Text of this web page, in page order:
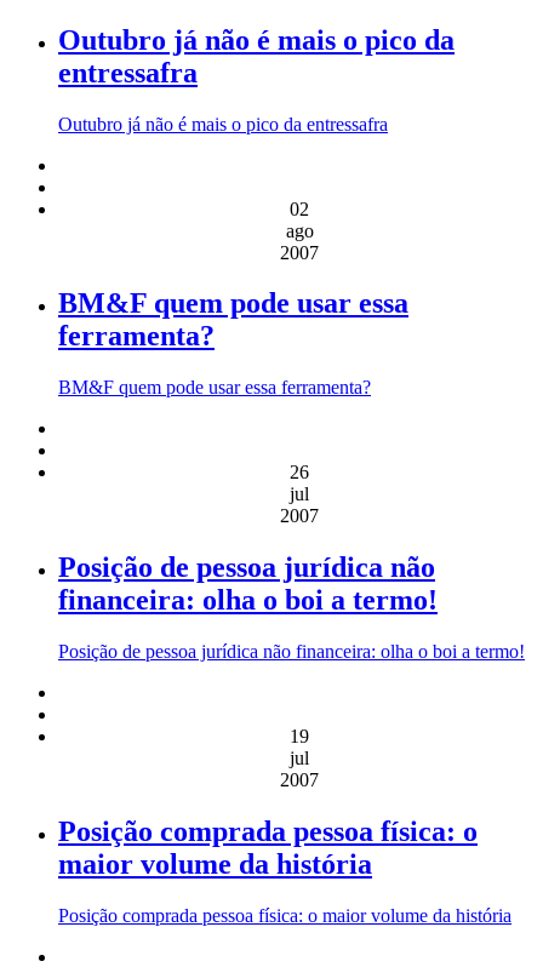
Outubro já não é mais o pico da
entressafra
Outubro já não é mais o pico da entressafra
02
ago
2007
BM&F quem pode usar essa
ferramenta?
BM&F quem pode usar essa ferramenta?
26
jul
2007
Posição de pessoa jurídica não
financeira: olha o boi a termo!
Posição de pessoa jurídica não financeira: olha o boi a termo!
19
jul
2007
Posição comprada pessoa física: o
maior volume da história
Posição comprada pessoa física: o maior volume da história